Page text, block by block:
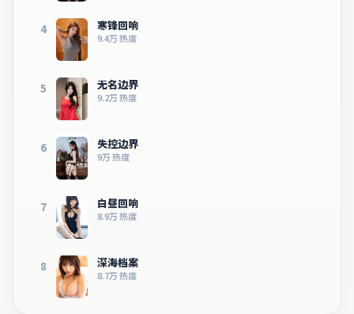
4 寒锋回响
9.4万热度
5 无名边界
9.2万热度
6 失控边界
9万热度
7 白昼回响
8.9万热度
8 深海档案
8.7万热度